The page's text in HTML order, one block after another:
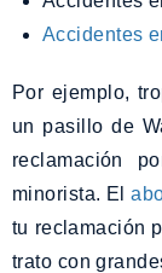
Accidentes
Por ejemplo,
un pasillo de
reclamación
minorista. El
tu reclamación
trato con